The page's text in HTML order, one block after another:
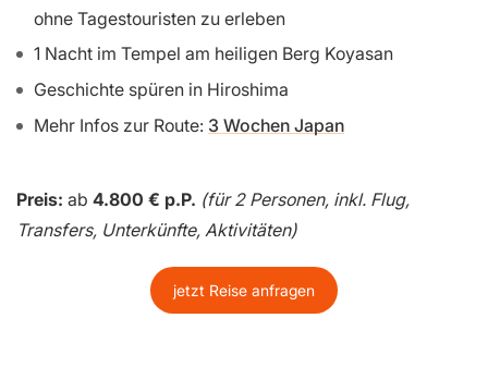
ohne Tagestouristen zu erleben
1 Nacht im Tempel am heiligen Berg Koyasan
Geschichte spüren in Hiroshima
Mehr Infos zur Route: 3 Wochen Japan
Preis: ab 4.800 € p.P. (für 2 Personen, inkl. Flug,
Transfers, Unterkünfte, Aktivitäten)
jetzt Reise anfragen